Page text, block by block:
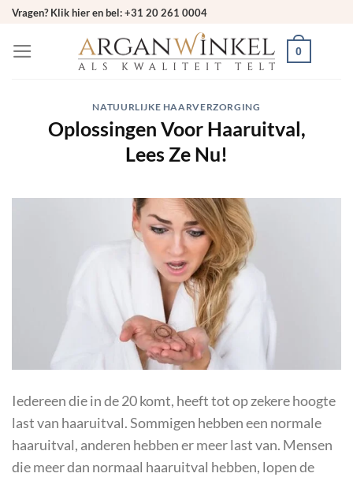
Ga
inhoud
Vragen? Klik hier en bel: +31 20 261 0004
0
NATUURLIJKE HAARVERZORGING
Oplossingen Voor Haaruitval,
Lees Ze Nu!
Iedereen die in de 20 komt, heeft tot op zekere hoogte
last van haaruitval. Sommigen hebben een normale
haaruitval, anderen hebben er meer last van. Mensen
die meer dan normaal haaruitval hebben, lopen de